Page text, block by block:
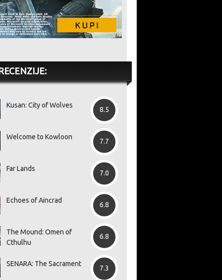
Kusan: City of Wolves
8.5
Welcome to Kowloon
7.7
Far Lands
7.0
Echoes of Aincrad
6.8
The Mound: Omen of
Cthulhu
6.8
SENARA: The Sacrament
7.3